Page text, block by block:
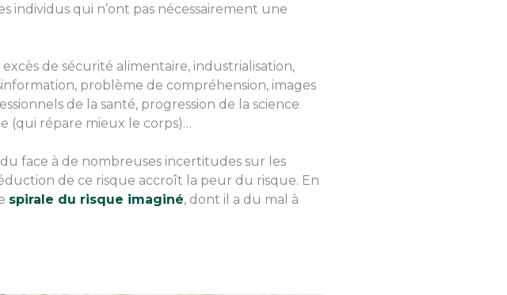
individus qui n’ont pas nécessairement une
excès de sécurité alimentaire, industrialisation,
problème de compréhension, images
de la santé, progression de la science
(qui répare mieux le corps)…
face à de nombreuses incertitudes sur les
de ce risque accroît la peur du risque. En
spirale du risque imaginé, dont il a du mal à